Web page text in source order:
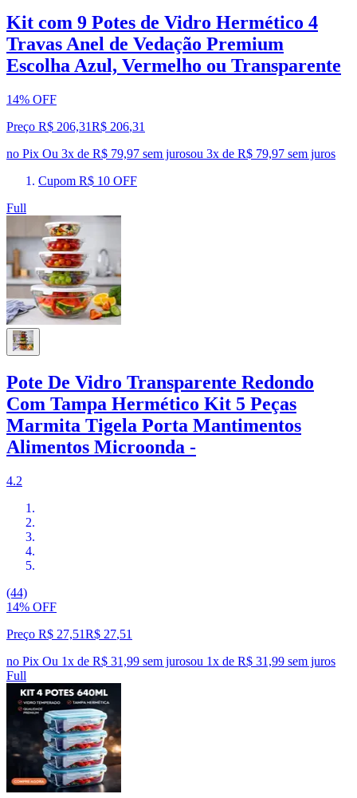
Kit com 9 Potes de Vidro Hermético 4
Travas Anel de Vedação Premium
Escolha Azul, Vermelho ou Transparente
14% OFF
Preço R$ 206,31R$ 206,31
no Pix Ou 3x de R$ 79,97 sem jurosou 3x de R$ 79,97 sem juros
Cupom R$ 10 OFF
Full
Pote De Vidro Transparente Redondo
Com Tampa Hermético Kit 5 Peças
Marmita Tigela Porta Mantimentos
Alimentos Microonda -
4.2
(44)
14% OFF
Preço R$ 27,51R$ 27,51
no Pix Ou 1x de R$ 31,99 sem jurosou 1x de R$ 31,99 sem juros
Full